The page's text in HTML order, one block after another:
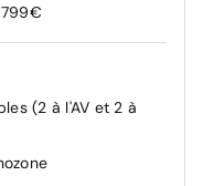
(2 à l'AV et 2 à